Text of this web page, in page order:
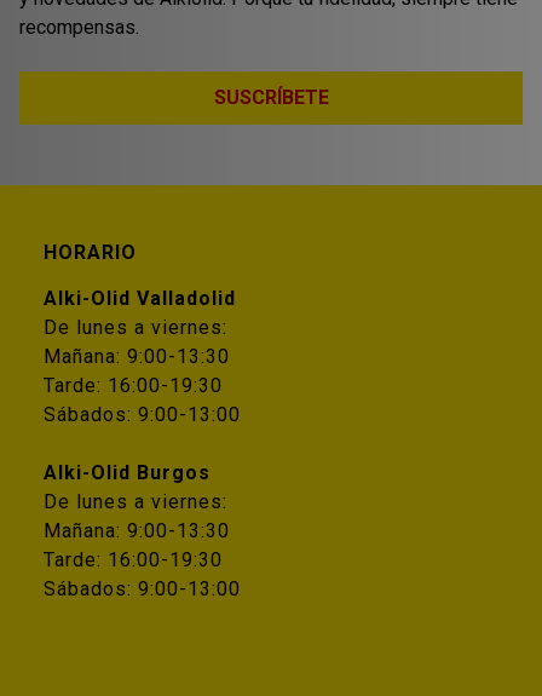
recompensas.
SUSCRÍBETE
HORARIO
Alki-Olid Valladolid
De lunes a viernes:
Mañana: 9:00-13:30
Tarde: 16:00-19:30
Sábados: 9:00-13:00
Alki-Olid Burgos
De lunes a viernes:
Mañana: 9:00-13:30
Tarde: 16:00-19:30
Sábados: 9:00-13:00